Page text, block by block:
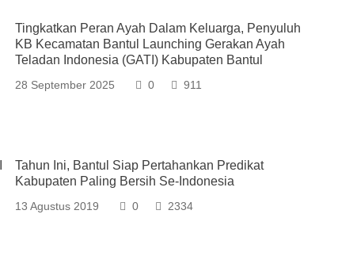
Tingkatkan Peran Ayah Dalam Keluarga, Penyuluh
KB Kecamatan Bantul Launching Gerakan Ayah
Teladan Indonesia (GATI) Kabupaten Bantul
28 September 2025 0 911
Tahun Ini, Bantul Siap Pertahankan Predikat
Kabupaten Paling Bersih Se-Indonesia
13 Agustus 2019 0 2334